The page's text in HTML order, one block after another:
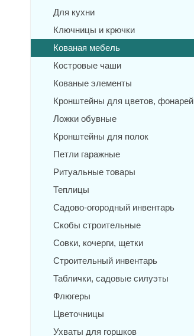
Для кухни
Ключницы и крючки
Кованая мебель
Костровые чаши
Кованые элементы
Кронштейны для цветов, фонарей
Ложки обувные
Кронштейны для полок
Петли гаражные
Ритуальные товары
Теплицы
Садово-огородный инвентарь
Скобы строительные
Совки, кочерги, щетки
Строительный инвентарь
Таблички, садовые силуэты
Флюгеры
Цветочницы
Ухваты для горшков